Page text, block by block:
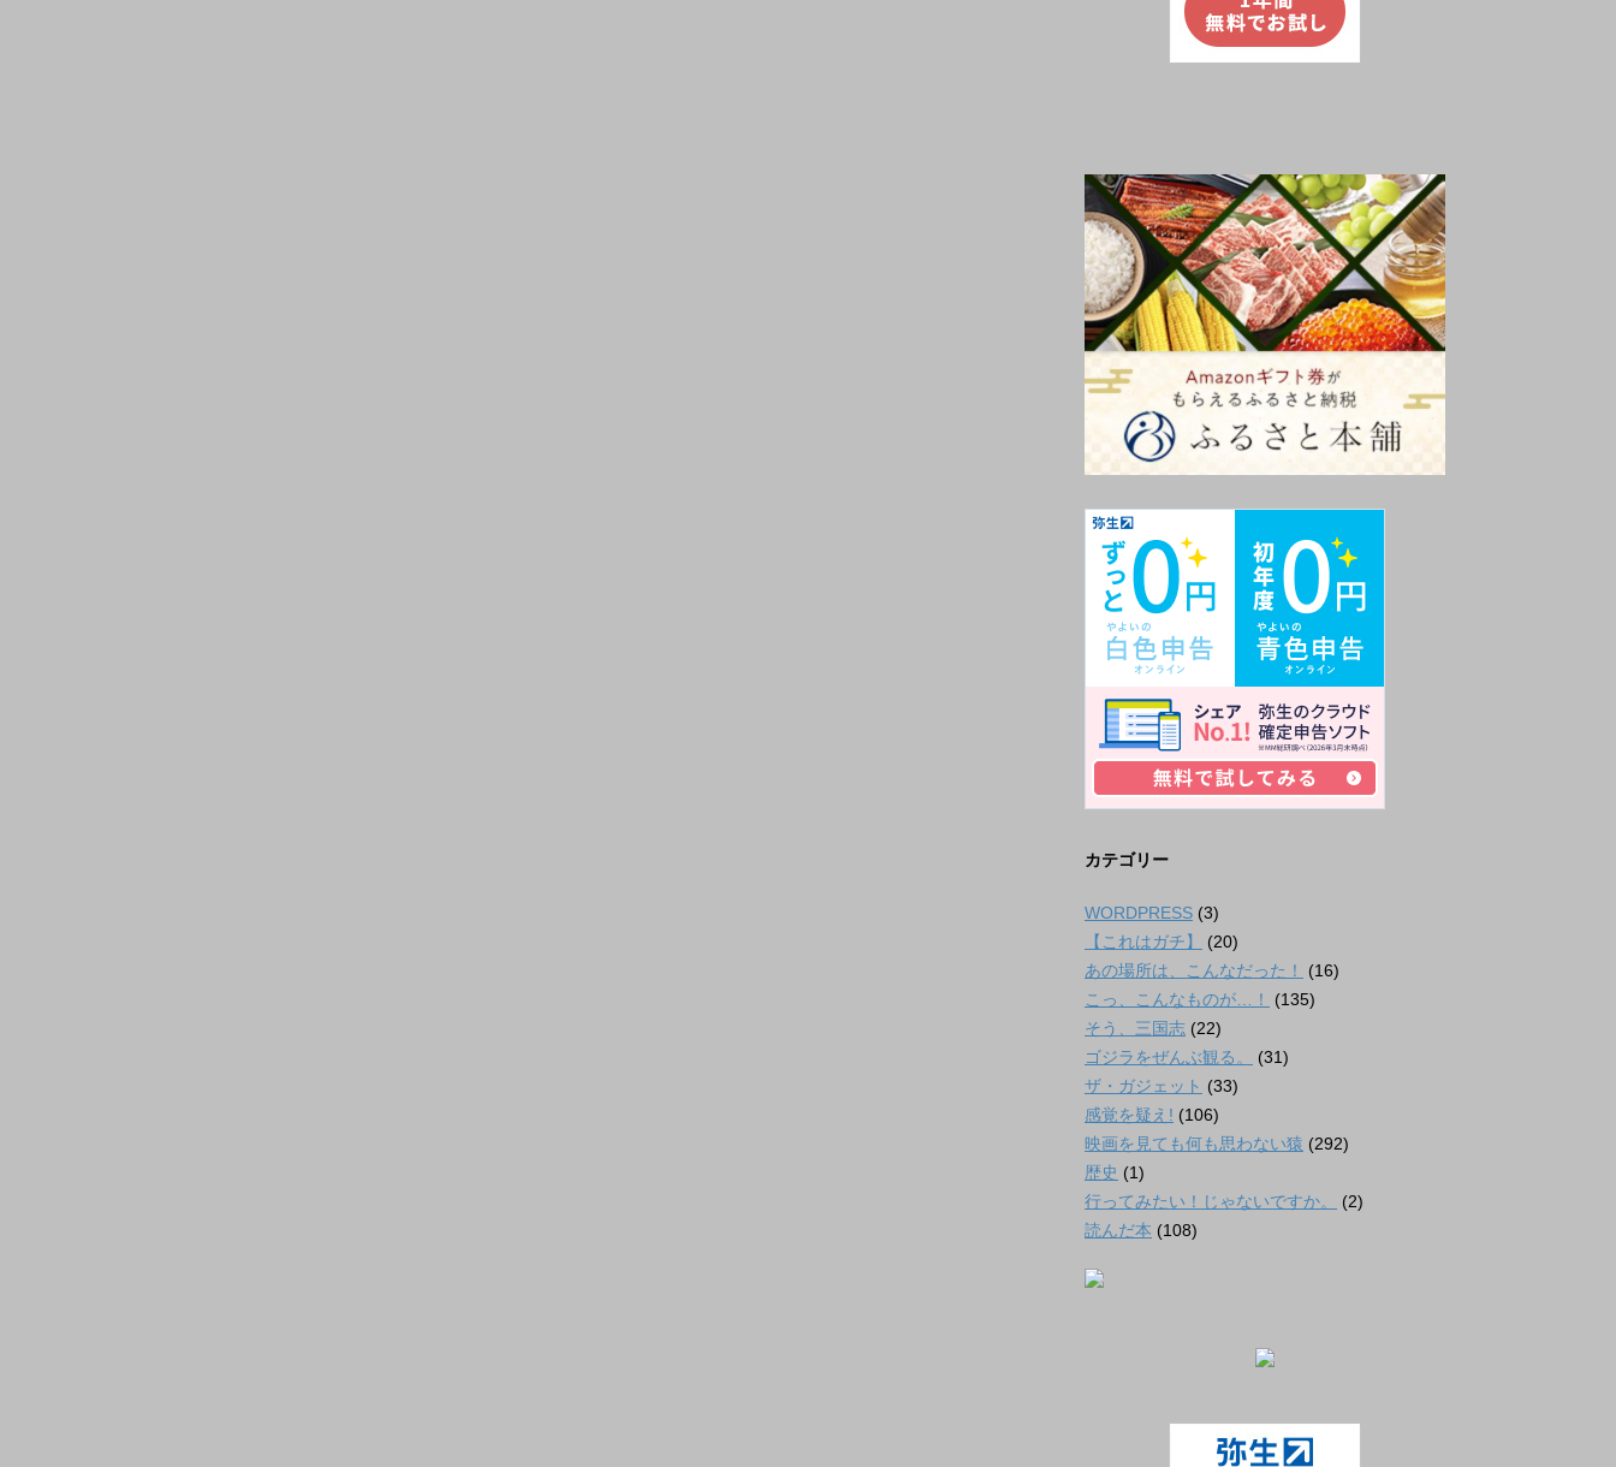
カテゴリー
WORDPRESS (3)
【これはガチ】
(20)
あの場所は、こんなだった！
(16)
こっ、こんなものが…！
(135)
そう、三国志 (22)
ゴジラをぜんぶ観る。
(31)
ザ・ガジェット (33)
感覚を疑え! (106)
映画を見ても何も思わない猿 (292)
歴史 (1)
行ってみたい！じゃないですか。
(2)
読んだ本 (108)